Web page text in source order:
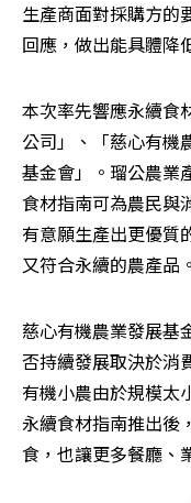
生產商面對採購方的
回應，做出能具體降
本次率先響應永續食
公司」、「慈心有機
基金會」。瑠公農業
食材指南可為農民與
有意願生產出更優質
又符合永續的農產品。
慈心有機農業發展基
否持續發展取決於消
有機小農由於規模太
永續食材指南推出後
食，也讓更多餐廳、